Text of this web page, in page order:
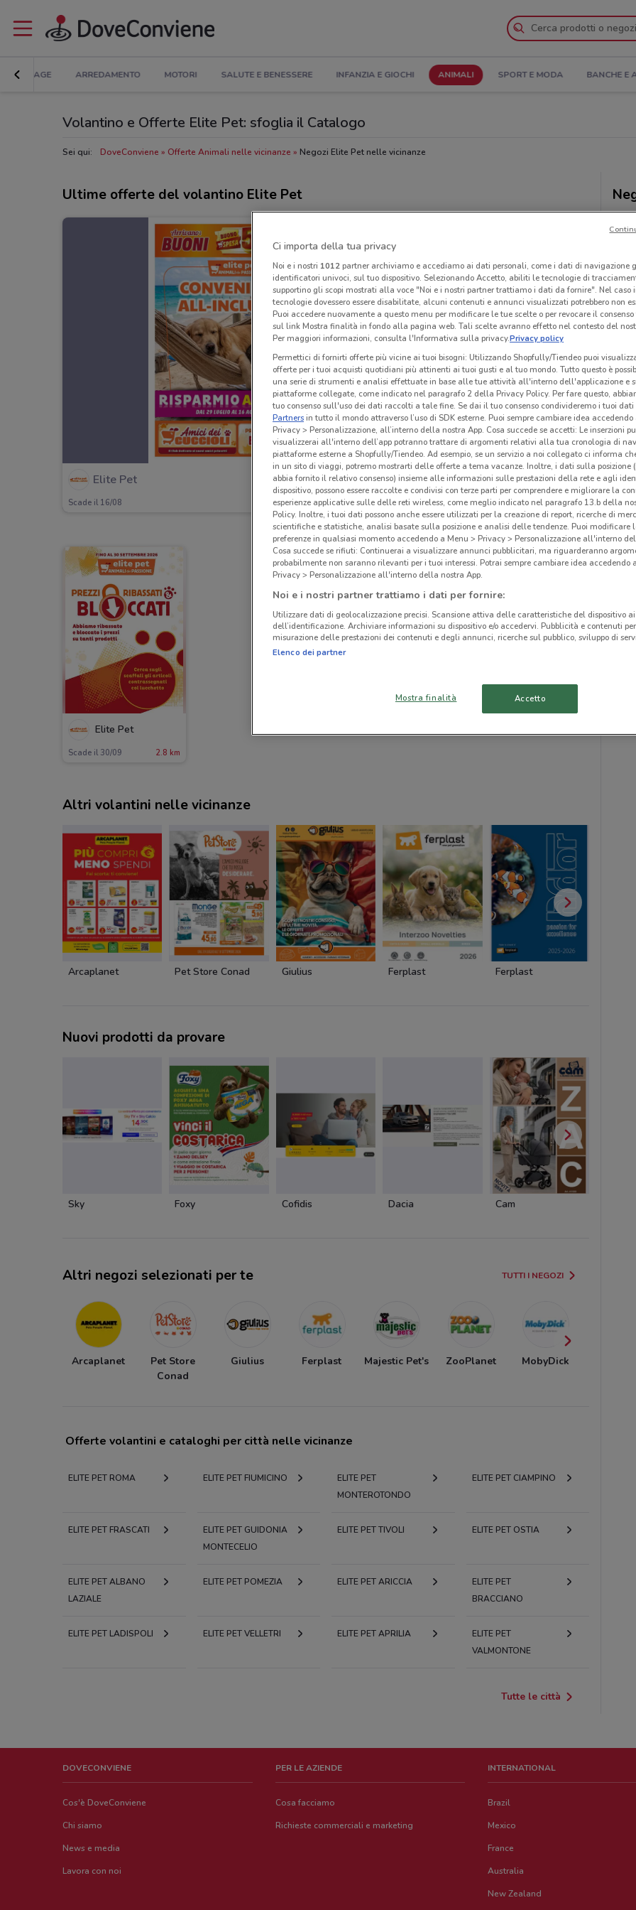
BRICOLAGE ARREDAMENTO MOTORI SALUTE E BENESSERE INFANZIA E GIOCHI ANIMALI SPORT E MODA BANCHE E
Volantino e Offerte Elite Pet: sfoglia il Catalogo
Sei qui: DoveConviene Offerte Animali nelle vicinanze Negozi Elite Pet nelle vicinanze
Ultime offerte del volantino Elite Pet
Elite Pet
Scade il 16/08 2.8 km
Elite Pet
Scade il 30/09 2.8 km
Altri volantini nelle vicinanze
Arcaplanet Pet Store Conad Giulius Ferplast Ferplast
Nuovi prodotti da provare
Sky Foxy Cofidis Dacia Cam
Altri negozi selezionati per te TUTTI I NEGOZI
Arcaplanet
Pet Store
Conad
Giulius Ferplast Majestic Pet's ZooPlanet MobyDick
Offerte volantini e cataloghi per città nelle vicinanze
ELITE PET ROMA ELITE PET FIUMICINO
ELITE PET
MONTEROTONDO
ELITE PET CIAMPINO
ELITE PET FRASCATI
ELITE PET GUIDONIA
MONTECELIO
ELITE PET TIVOLI ELITE PET OSTIA
ELITE PET ALBANO
LAZIALE
ELITE PET POMEZIA ELITE PET ARICCIA
ELITE PET
BRACCIANO
ELITE PET LADISPOLI ELITE PET VELLETRI ELITE PET APRILIA
ELITE PET
VALMONTONE
Tutte le città
DOVECONVIENE
Cos'è DoveConviene
Chi siamo
News e media
Lavora con noi
PER LE AZIENDE
Cosa facciamo
Richieste commerciali e marketing
INTERNATIONAL
Brazil
Mexico
France
Australia
New Zealand
Ci importa della tua privacy
Noi e i nostri 1012partner archiviamo e accediamo ai dati personali, come i dati di navigazione
identificatori univoci, sul tuo dispositivo. Selezionando Accetto, abiliti le tecnologie di
supportino gli scopi mostrati alla voce "Noi e i nostri partner trattiamo i dati da fornire". Nel caso
tecnologie dovessero essere disabilitate, alcuni contenuti e annunci visualizzati potrebbero non
Puoi accedere nuovamente a questo menu per modificare le tue scelte o per revocare il
sul link Mostra finalità in fondo alla pagina web. Tali scelte avranno effetto nel contesto del
Per maggiori informazioni, consulta l'Informativa sulla privacy.Privacy policy
Permettici di fornirti offerte più vicine ai tuoi bisogni: Utilizzando Shopfully/Tiendeo puoi
offerte per i tuoi acquisti quotidiani più attinenti ai tuoi gusti e al tuo mondo. Tutto questo è
una serie di strumenti e analisi effettuate in base alle tue attività all'interno dell'applicazione e
piattaforme collegate, come indicato nel paragrafo 2 della Privacy Policy. Per fare questo,
tuo consenso sull'uso dei dati raccolti a tale fine. Se dai il tuo consenso condivideremo i tuoi dati
Partnersin tutto il mondo attraverso l’uso di SDK esterne. Puoi sempre cambiare idea
Privacy > Personalizzazione, all’interno della nostra App. Cosa succede se accetti: Le inserzioni
visualizzerai all'interno dell’app potranno trattare di argomenti relativi alla tua cronologia di
piattaforme esterne a Shopfully/Tiendeo. Ad esempio, se un servizio a noi collegato ci informa
in un sito di viaggi, potremo mostrarti delle offerte a tema vacanze. Inoltre, i dati sulla posizione
abbia fornito il relativo consenso) insieme alle informazioni sulle prestazioni della rete e agli
dispositivo, possono essere raccolte e condivisi con terze parti per comprendere e migliorare la
esperienze applicative sulle delle reti wireless, come meglio indicato nel paragrafo 13.b della
Policy. Inoltre, i tuoi dati possono anche essere utilizzati per la creazione di report, ricerche di
scientifiche e statistiche, analisi basate sulla posizione e analisi delle tendenze. Puoi modificare
preferenze in qualsiasi momento accedendo a Menu > Privacy > Personalizzazione all'interno
Cosa succede se rifiuti: Continuerai a visualizzare annunci pubblicitari, ma riguarderanno
probabilmente non saranno rilevanti per i tuoi interessi. Potrai sempre cambiare idea accedendo
Privacy > Personalizzazione all'interno della nostra App.
Noi e i nostri partner trattiamo i dati per fornire:
Utilizzare dati di geolocalizzazione precisi. Scansione attiva delle caratteristiche del dispositivo
dell’identificazione. Archiviare informazioni su dispositivo e/o accedervi. Pubblicità e contenuti
misurazione delle prestazioni dei contenuti e degli annunci, ricerche sul pubblico, sviluppo di
Elenco dei partner
Mostra finalità Accetto